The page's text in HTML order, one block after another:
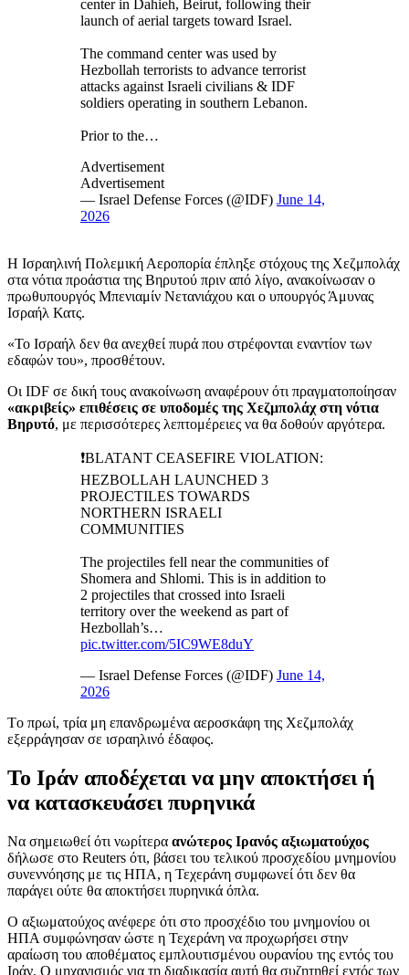
center in Dahieh, Beirut, following their
launch of aerial targets toward Israel.
The command center was used by
Hezbollah terrorists to advance terrorist
attacks against Israeli civilians & IDF
soldiers operating in southern Lebanon.
Prior to the…
Advertisement
Advertisement
— Israel Defense Forces (@IDF) June 14,
2026
Η Ισραηλινή Πολεμική Αεροπορία έπληξε στόχους της Χεζμπολάχ
στα νότια προάστια της Βηρυτού πριν από λίγο, ανακοίνωσαν ο
πρωθυπουργός Μπενιαμίν Νετανιάχου και ο υπουργός Άμυνας
Ισραήλ Κατς.
«Το Ισραήλ δεν θα ανεχθεί πυρά που στρέφονται εναντίον των
εδαφών του», προσθέτουν.
Οι IDF σε δική τους ανακοίνωση αναφέρουν ότι πραγματοποίησαν
«ακριβείς» επιθέσεις σε υποδομές της Χεζμπολάχ στη νότια
Βηρυτό, με περισσότερες λεπτομέρειες να θα δοθούν αργότερα.
❗️BLATANT CEASEFIRE VIOLATION:
HEZBOLLAH LAUNCHED 3
PROJECTILES TOWARDS
NORTHERN ISRAELI
COMMUNITIES
The projectiles fell near the communities of
Shomera and Shlomi. This is in addition to
2 projectiles that crossed into Israeli
territory over the weekend as part of
Hezbollah’s…
pic.twitter.com/5IC9WE8duY
— Israel Defense Forces (@IDF) June 14,
2026
Tο πρωί, τρία μη επανδρωμένα αεροσκάφη της Χεζμπολάχ
εξερράγησαν σε ισραηλινό έδαφος.
Το Ιράν αποδέχεται να μην αποκτήσει ή
να κατασκευάσει πυρηνικά
Να σημειωθεί ότι νωρίτερα ανώτερος Ιρανός αξιωματούχος
δήλωσε στο Reuters ότι, βάσει του τελικού προσχεδίου μνημονίου
συνεννόησης με τις ΗΠΑ, η Τεχεράνη συμφωνεί ότι δεν θα
παράγει ούτε θα αποκτήσει πυρηνικά όπλα.
Ο αξιωματούχος ανέφερε ότι στο προσχέδιο του μνημονίου οι
ΗΠΑ συμφώνησαν ώστε η Τεχεράνη να προχωρήσει στην
αραίωση του αποθέματος εμπλουτισμένου ουρανίου της εντός του
Ιράν. Ο μηχανισμός για τη διαδικασία αυτή θα συζητηθεί εντός των